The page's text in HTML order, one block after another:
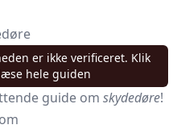
er ikke verificeret. Klik
hele guiden
guide om skydedøre!